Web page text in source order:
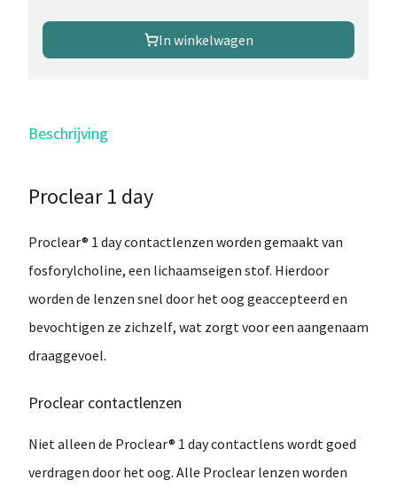
In winkelwagen
Beschrijving
Proclear 1 day
Proclear® 1 daycontactlenzen worden gemaakt van
fosforylcholine, een lichaamseigen stof. Hierdoor
worden de lenzen snel door het oog geaccepteerd en
bevochtigen ze zichzelf, wat zorgt voor een aangenaam
draaggevoel.
Proclear contactlenzen
Niet alleen de Proclear® 1 daycontactlens wordt goed
verdragen door het oog. Alle Proclear lenzen worden